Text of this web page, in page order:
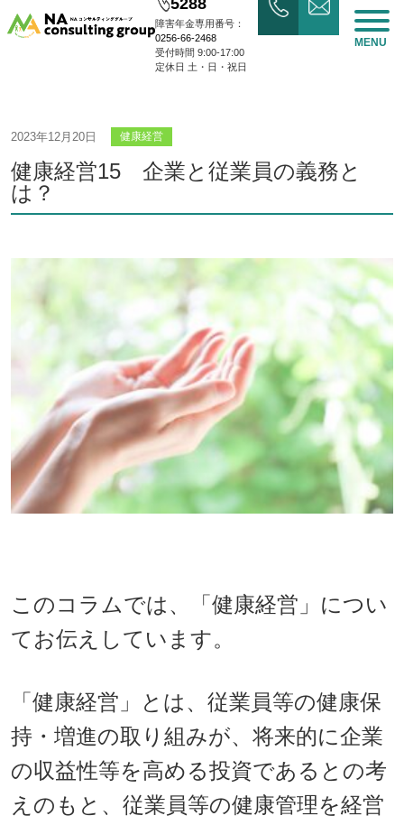
障害年金専用番号：
0256-66-2468
受付時間 9:00-17:00
定休日 土・日・祝日
MENU
2023年12月20日 健康経営
健康経営15 企業と従業員の義務と
は？
このコラムでは、「健康経営」につい
てお伝えしています。
「健康経営」とは、従業員等の健康保
持・増進の取り組みが、将来的に企業
の収益性等を高める投資であるとの考
えのもと、従業員等の健康管理を経営